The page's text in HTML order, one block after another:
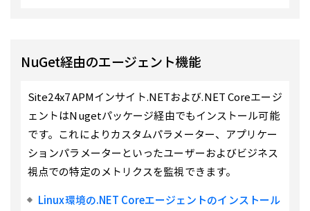
NuGet経由のエージェント機能
Site24x7 APMインサイト.NETおよび.NET Coreエージ
ェントはNugetパッケージ経由でもインストール可能
です。これによりカスタムパラメーター、アプリケー
ションパラメーターといったユーザーおよびビジネス
視点での特定のメトリクスを監視できます。
Linux環境の.NET Coreエージェントのインストール